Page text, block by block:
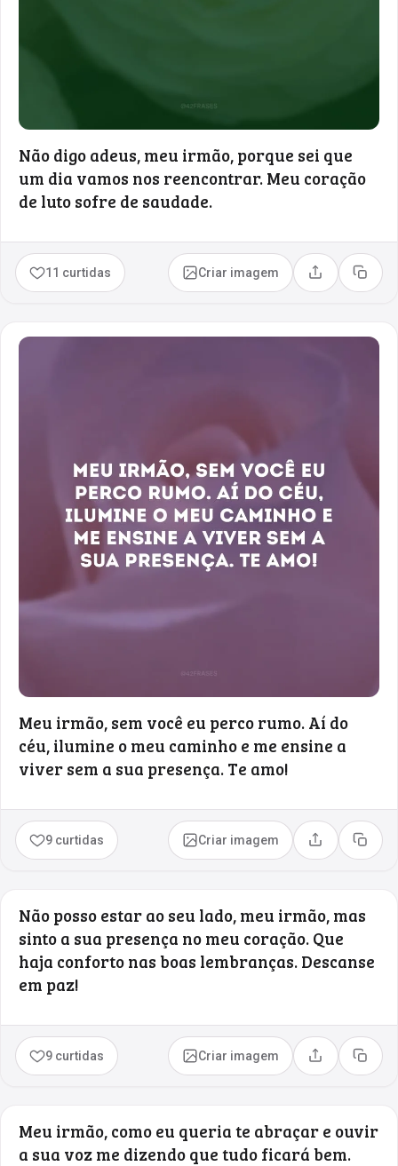
Não digo adeus, meu irmão, porque sei que
um dia vamos nos reencontrar. Meu coração
de luto sofre de saudade.
11 curtidas Criar imagem Compartilhar
Copiar
Meu irmão, sem você eu perco rumo. Aí do
céu, ilumine o meu caminho e me ensine a
viver sem a sua presença. Te amo!
9 curtidas Criar imagem Compartilhar
Copiar
Não posso estar ao seu lado, meu irmão, mas
sinto a sua presença no meu coração. Que
haja conforto nas boas lembranças. Descanse
em paz!
9 curtidas Criar imagem Compartilhar
Copiar
Meu irmão, como eu queria te abraçar e ouvir
a sua voz me dizendo que tudo ficará bem.